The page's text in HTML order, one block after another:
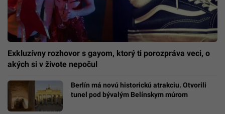
Exkluzívny rozhovor s gayom, ktorý ti porozpráva veci, o
akých si v živote nepočul
Berlín má novú historickú atrakciu. Otvorili
tunel pod bývalým Belínskym múrom